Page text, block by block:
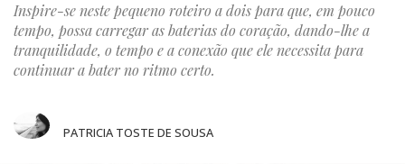
Inspire-se neste pequeno roteiro a dois para que, em pouco
tempo, possa carregar as baterias do coração, dando-lhe a
tranquilidade, o tempo e a conexão que ele necessita para
continuar a bater no ritmo certo.
PATRICIA TOSTE DE SOUSA